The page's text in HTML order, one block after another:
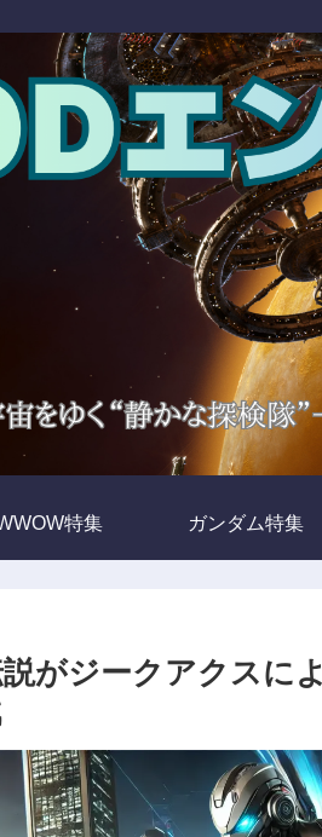
特集 ガンダム特集
がジークアクスに